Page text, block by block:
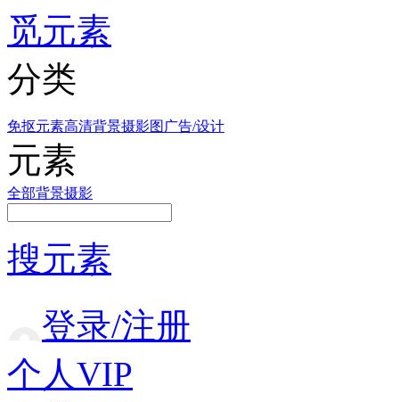
觅元素
分类
免抠元素高清背景摄影图 广告/设计
元素
全部背景摄影
搜元素
登录/注册
个人VIP